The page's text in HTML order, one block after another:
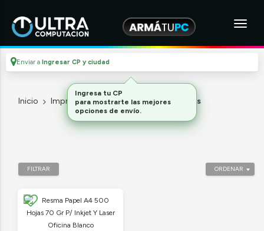
Enviar a Ingresar CP y ciudad
Inicio Impresoras Y Cartuchos Accesorios
ORDENAR
FILTRAR
Ingresa tu CP
para mostrarte las mejores
opciones de envío.